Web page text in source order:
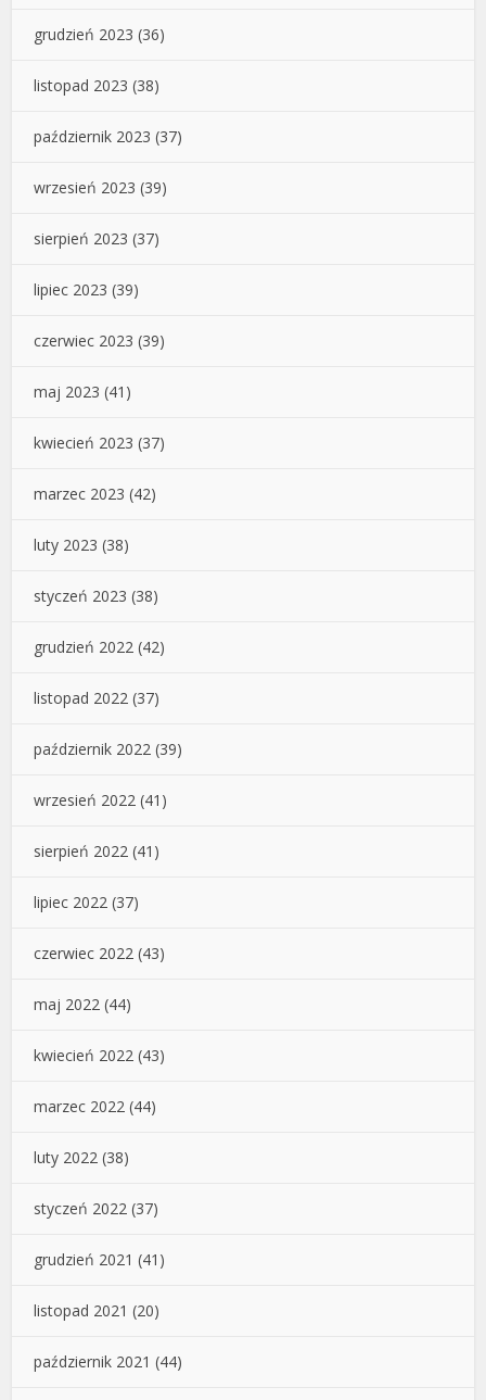
grudzień 2023 (36)
listopad 2023 (38)
październik 2023 (37)
wrzesień 2023 (39)
sierpień 2023 (37)
lipiec 2023 (39)
czerwiec 2023 (39)
maj 2023 (41)
kwiecień 2023 (37)
marzec 2023 (42)
luty 2023 (38)
styczeń 2023 (38)
grudzień 2022 (42)
listopad 2022 (37)
październik 2022 (39)
wrzesień 2022 (41)
sierpień 2022 (41)
lipiec 2022 (37)
czerwiec 2022 (43)
maj 2022 (44)
kwiecień 2022 (43)
marzec 2022 (44)
luty 2022 (38)
styczeń 2022 (37)
grudzień 2021 (41)
listopad 2021 (20)
październik 2021 (44)